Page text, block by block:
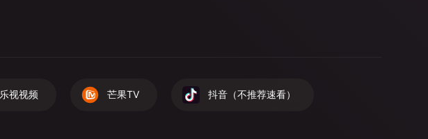
乐视视频 芒果TV 抖音（不推荐速看）